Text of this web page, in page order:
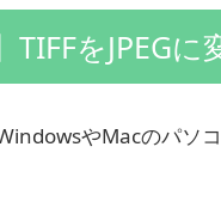
TIFFをJPEG
やMacのパ